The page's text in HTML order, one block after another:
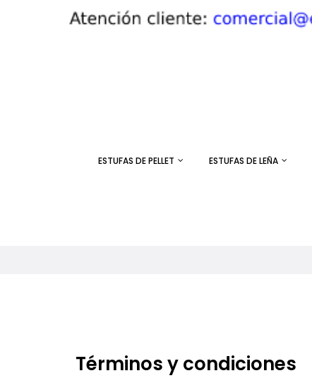
ESTUFAS DE PELLET ESTUFAS DE LEÑA
Términos y condiciones